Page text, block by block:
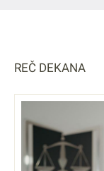
REČ DEKANA